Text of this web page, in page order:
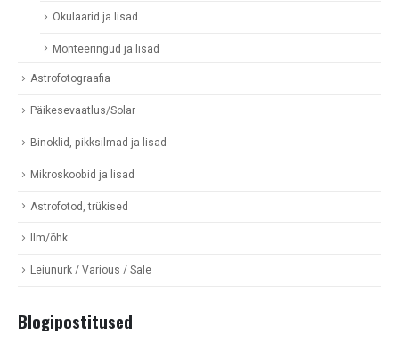
Okulaarid ja lisad
Monteeringud ja lisad
Astrofotograafia
Päikesevaatlus/Solar
Binoklid, pikksilmad ja lisad
Mikroskoobid ja lisad
Astrofotod, trükised
Ilm/õhk
Leiunurk / Various / Sale
Blogipostitused